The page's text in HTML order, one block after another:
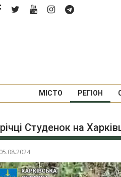
МІСТО РЕГІОН
Студенок на
05.08.2024